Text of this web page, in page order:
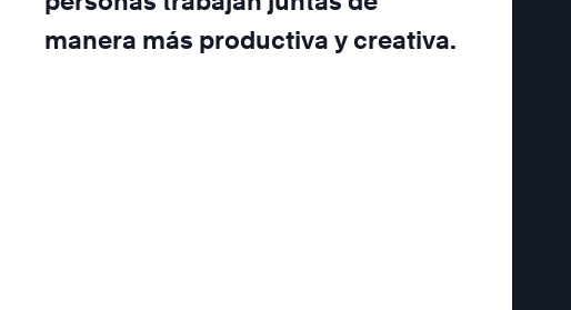
manera más productiva y creativa.